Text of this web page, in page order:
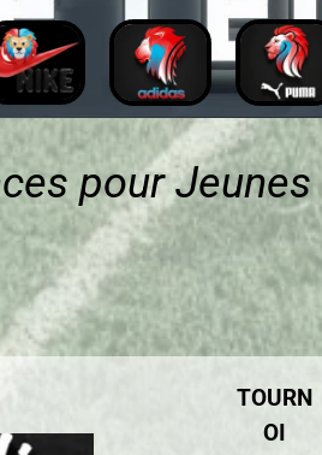
pour
TOURN
OI